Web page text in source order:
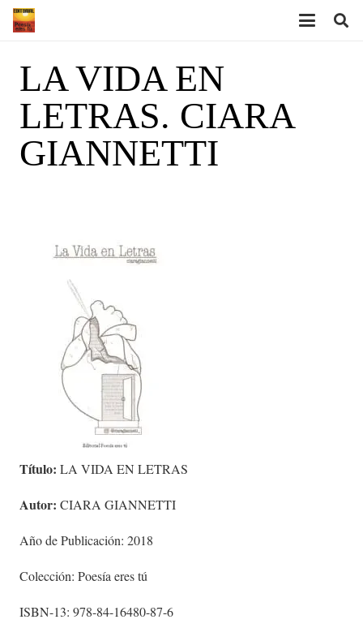
LA VIDA EN
LETRAS. CIARA
GIANNETTI
Título: LA VIDA EN LETRAS
Autor: CIARA GIANNETTI
Año de Publicación: 2018
Colección: Poesía eres tú
ISBN-13: 978-84-16480-87-6